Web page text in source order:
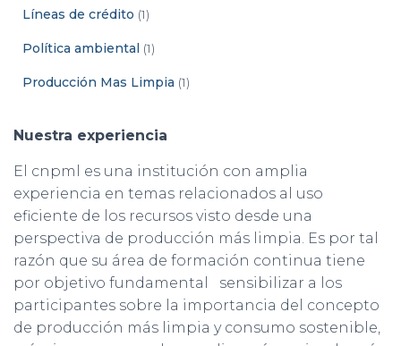
Líneas de crédito (1)
Política ambiental (1)
Producción Mas Limpia (1)
Nuestra experiencia
El cnpml es una institución con amplia
experiencia en temas relacionados al uso
eficiente de los recursos visto desde una
perspectiva de producción más limpia. Es por tal
razón que su área de formación continua tiene
por objetivo fundamental sensibilizar a los
participantes sobre la importancia del concepto
de producción más limpia y consumo sostenible,